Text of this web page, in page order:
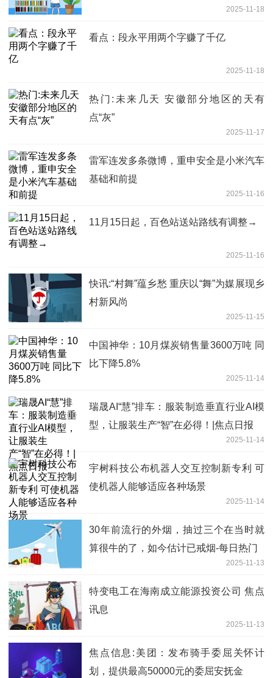
2025-11-18
看点：段永平用两个字赚了千亿
2025-11-18
热门:未来几天 安徽部分地区的天有
点“灰”
2025-11-17
雷军连发多条微博，重申安全是小米汽车
基础和前提
2025-11-16
11月15日起，百色站送站路线有调整→
2025-11-16
快讯:“村舞”蕴乡愁 重庆以“舞”为媒展现乡
村新风尚
2025-11-15
中国神华：10月煤炭销售量3600万吨 同
比下降5.8%
2025-11-14
瑞晟AI“慧”排车：服装制造垂直行业AI模
型，让服装生产“智”在必得！|焦点日报
2025-11-14
宇树科技公布机器人交互控制新专利 可
使机器人能够适应各种场景
2025-11-14
30年前流行的外烟，抽过三个在当时就
算很牛的了，如今估计已戒烟-每日热门
2025-11-13
特变电工在海南成立能源投资公司 焦点
讯息
2025-11-13
焦点信息:美团：发布骑手委屈关怀计
划，提供最高50000元的委屈安抚金